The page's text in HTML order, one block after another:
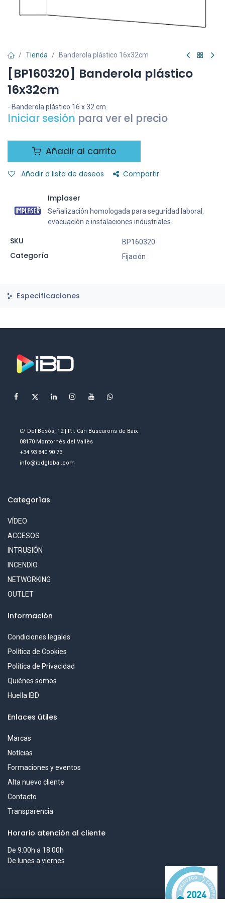
Tienda Banderola plástico 16x32cm
[BP160320] Banderola plástico
16x32cm
- Banderola plástico 16 x 32 cm.
Iniciar sesión para ver el precio
Añadir al carrito
Añadir a lista de deseos Compartir
Implaser
Señalización homologada para seguridad laboral,
evacuación e instalaciones industriales
SKU BP160320
Categoría Fijación
Especificaciones
C/ Del Besòs, 12 | P.I. Can Buscarons de Baix
08170 Montornès del Vallès
+34 93 840 90 73
info@ibdglobal.com
Categorías
VÍDEO
ACCESOS
INTRUSIÓN
INCENDIO
NETWORKING
OUTLET
Información
Condiciones legales
Política de Cookies
Política de Privacidad
Quiénes somos
Huella IBD
Enlaces útiles
Marcas
Notícias
Formaciones y eventos
Alta nuevo cliente
Contacto
Transparencia
Horario atención al cliente
De 9:00h a 18:00h
De lunes a viernes